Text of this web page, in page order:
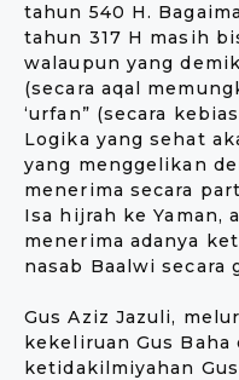
tahun 540 H.
tahun 317 H masih
walaupun yang
(secara aqal
‘urfan” (secara
Logika yang sehat
yang menggelikan
menerima secara
Isa hijrah ke Yaman,
menerima adanya
nasab Baalwi secara
Gus Aziz Jazuli,
kekeliruan Gus
ketidakilmiyahan